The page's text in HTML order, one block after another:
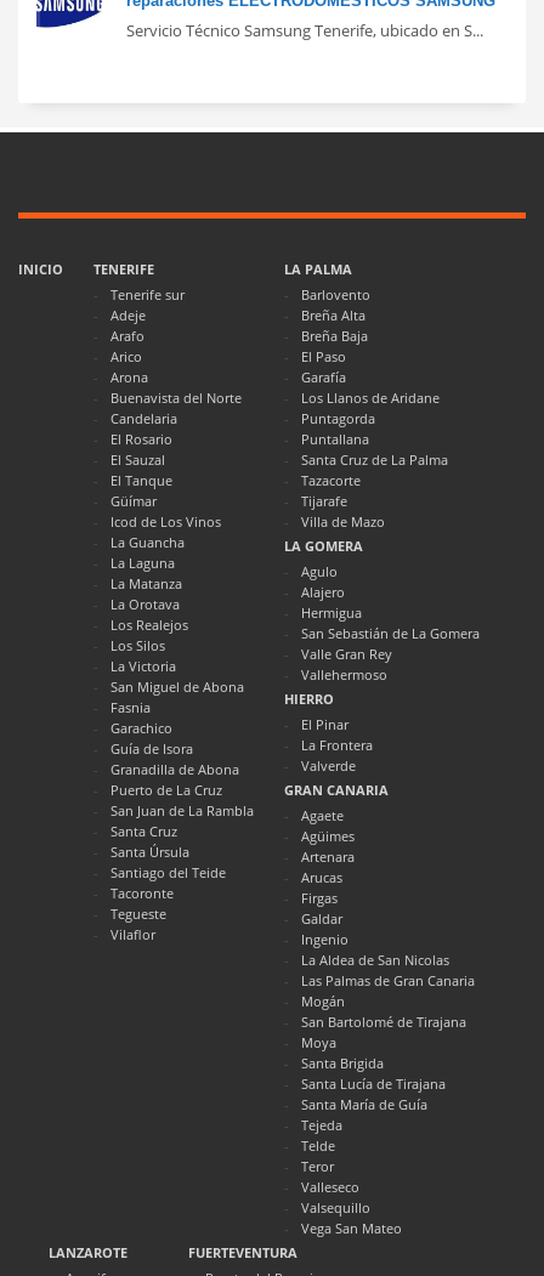
Servicio Técnico Samsung Tenerife, ubicado en S...
INICIO
TENERIFE
Tenerife sur
Adeje
Arafo
Arico
Arona
Buenavista del Norte
Candelaria
El Rosario
El Sauzal
El Tanque
Güímar
Icod de Los Vinos
La Guancha
La Laguna
La Matanza
La Orotava
Los Realejos
Los Silos
La Victoria
San Miguel de Abona
Fasnia
Garachico
Guía de Isora
Granadilla de Abona
Puerto de La Cruz
San Juan de La Rambla
Santa Cruz
Santa Úrsula
Santiago del Teide
Tacoronte
Tegueste
Vilaflor
LA PALMA
Barlovento
Breña Alta
Breña Baja
El Paso
Garafía
Los Llanos de Aridane
Puntagorda
Puntallana
Santa Cruz de La Palma
Tazacorte
Tijarafe
Villa de Mazo
LA GOMERA
Agulo
Alajero
Hermigua
San Sebastián de La Gomera
Valle Gran Rey
Vallehermoso
HIERRO
El Pinar
La Frontera
Valverde
GRAN CANARIA
Agaete
Agüimes
Artenara
Arucas
Firgas
Galdar
Ingenio
La Aldea de San Nicolas
Las Palmas de Gran Canaria
Mogán
San Bartolomé de Tirajana
Moya
Santa Brigida
Santa Lucía de Tirajana
Santa María de Guía
Tejeda
Telde
Teror
Valleseco
Valsequillo
Vega San Mateo
LANZAROTE
FUERTEVENTURA